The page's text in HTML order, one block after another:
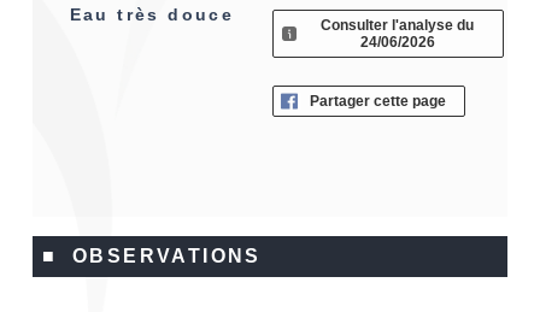
Eau très douce
Consulter l'analyse du
24/06/2026
Partager cette page
■ OBSERVATIONS